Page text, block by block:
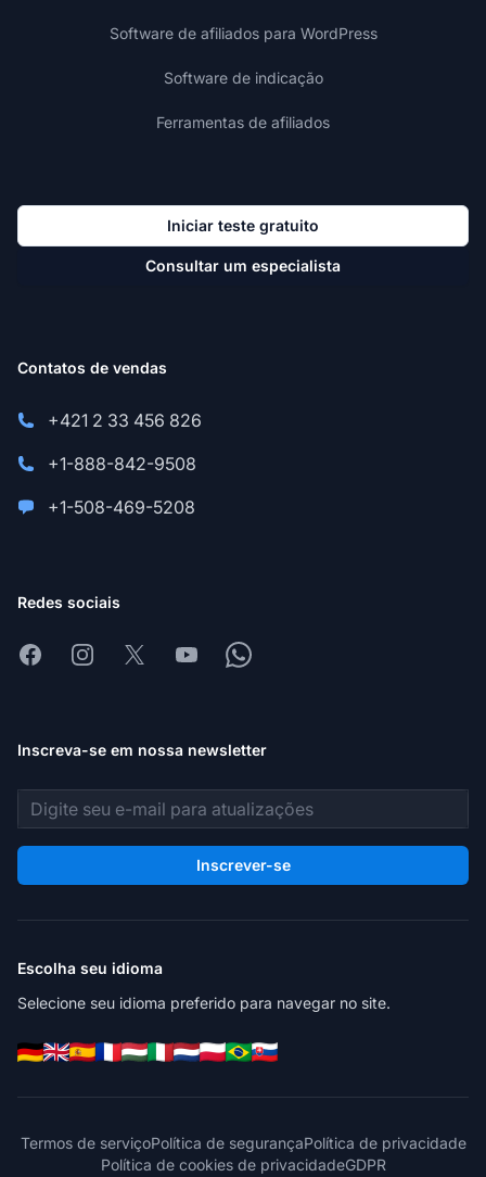
Software de afiliados para WordPress
Software de indicação
Ferramentas de afiliados
Iniciar teste gratuito
Consultar um especialista
Contatos de vendas
+421 2 33 456 826
+1-888-842-9508
+1-508-469-5208
Redes sociais
FacebookInstagram
X YoutubeWhatsapp
Inscreva-se em nossa newsletter
Endereço de e-mail
Inscrever-se
Escolha seu idioma
Selecione seu idioma preferido para navegar no site.
Termos de serviçoPolítica de segurançaPolítica de privacidade
Política de cookies de privacidadeGDPR